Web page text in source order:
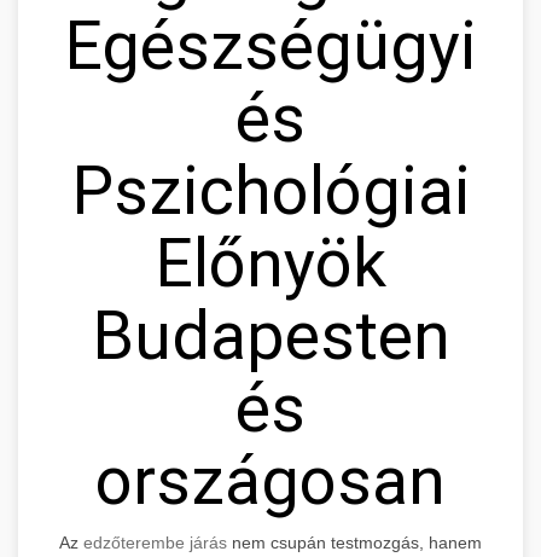
Egészségügyi
és
Pszichológiai
Előnyök
Budapesten
és
országosan
Az edzőterembe járás nem csupán testmozgás, hanem